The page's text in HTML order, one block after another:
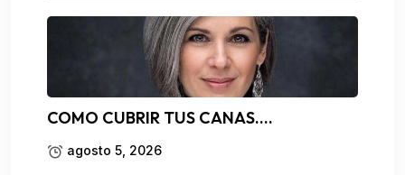
COMO CUBRIR TUS CANAS….
agosto 5, 2026